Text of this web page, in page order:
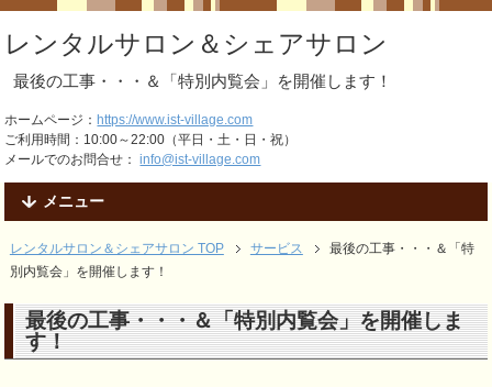
レンタルサロン＆シェアサロン
最後の工事・・・＆「特別内覧会」を開催します！
ホームページ：https://www.ist-village.com
ご利用時間：10:00～22:00（平日・土・日・祝）
メールでのお問合せ：info@ist-village.com
メニュー
レンタルサロン＆シェアサロン TOP サービス
最後の工事・・・＆「特
別内覧会」を開催します！
最後の工事・・・＆「特別内覧会」を開催しま
す！